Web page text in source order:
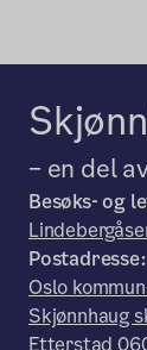
– en del
Besøks- og
Postadresse:
Oslo
Skjønnhaug